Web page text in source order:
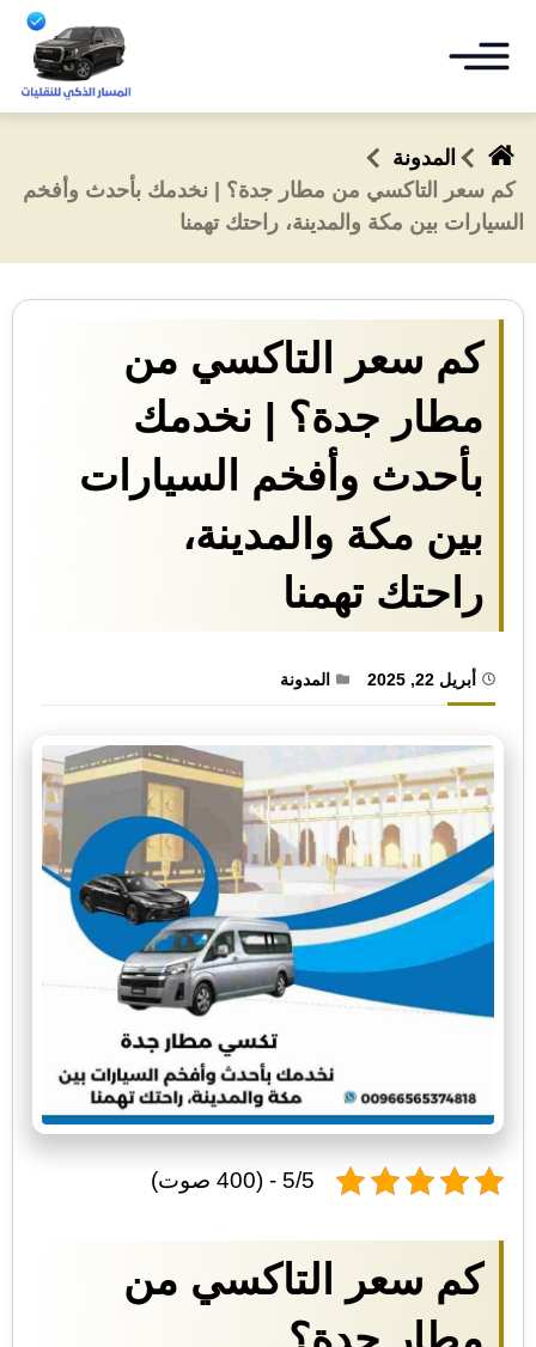
إلى
القائمة
خدماتناتوسيع
القائمة
الفرعيةالمدونة
تواصل معنا
المدونة
كم سعر التاكسي من مطار جدة؟ | نخدمك بأحدث وأفخم
السيارات بين مكة والمدينة، راحتك تهمنا
كم سعر التاكسي من
مطار جدة؟ | نخدمك
بأحدث وأفخم السيارات
بين مكة والمدينة،
راحتك تهمنا
أبريل 22, 2025 المدونة
5/5 - (400 صوت)
كم سعر التاكسي من